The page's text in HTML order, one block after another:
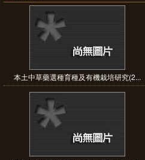
本土中草藥選種育種及有機栽培研究(2...